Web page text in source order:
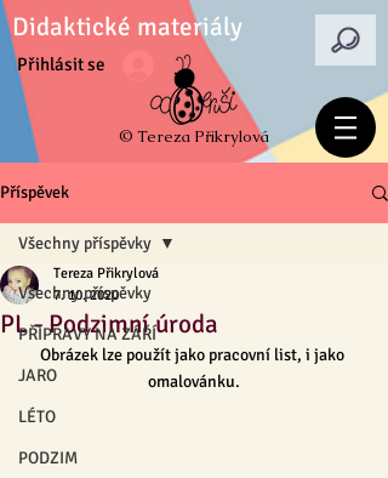
Didaktické materiály
Přihlásit se
© Tereza Přikrylová
Příspěvek
Všechny příspěvky
PŘÍPRAVY NA ZÁŘÍ
JARO
LÉTO
PODZIM
Všechny příspěvky
PL - Podzimní úroda
Tereza Přikrylová
7. 10. 2020
Obrázek lze použít jako pracovní list, i jako
omalovánku.